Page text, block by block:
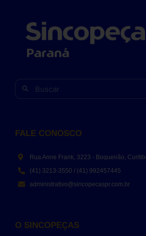
FALE CONOSCO
Rua Anne Frank, 3223 - Boqueirão,
(41) 3213-3550 / (41) 992457445
administrativo@sincopecaspr.com.br
O SINCOPEÇAS